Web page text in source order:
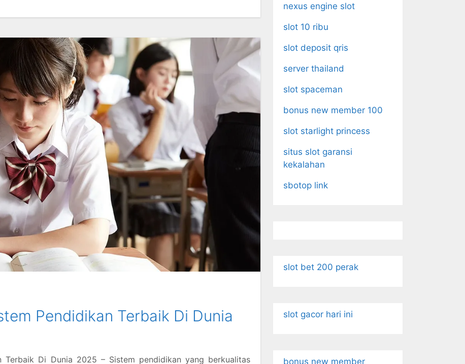
Pendidikan Terbaik Di Dunia
Terbaik Di Dunia 2025 – Sistem pendidikan yang berkualitas
nexus engine slot
slot 10 ribu
slot deposit qris
server thailand
slot spaceman
bonus new member 100
slot starlight princess
situs slot garansi
kekalahan
sbotop link
slot bet 200 perak
slot gacor hari ini
bonus new member